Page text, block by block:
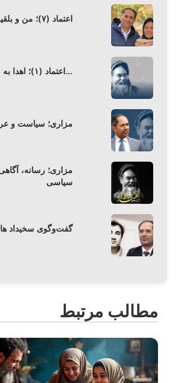
اعتماد (۷)؛ من و بلقیس ـ شهناز
اعتماد (۱)؛ اهدا به مزاری…
مزاری؛ سیاست و
مزاری؛ رسانه،
سیاسی
گفت‌وگوی سخیداد
مطالب مرتبط